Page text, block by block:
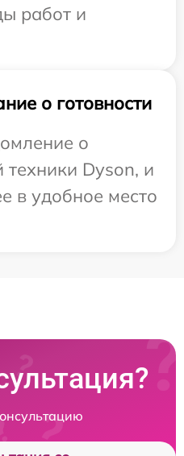
работ и
о готовности
о
техники Dyson, и
в удобное место